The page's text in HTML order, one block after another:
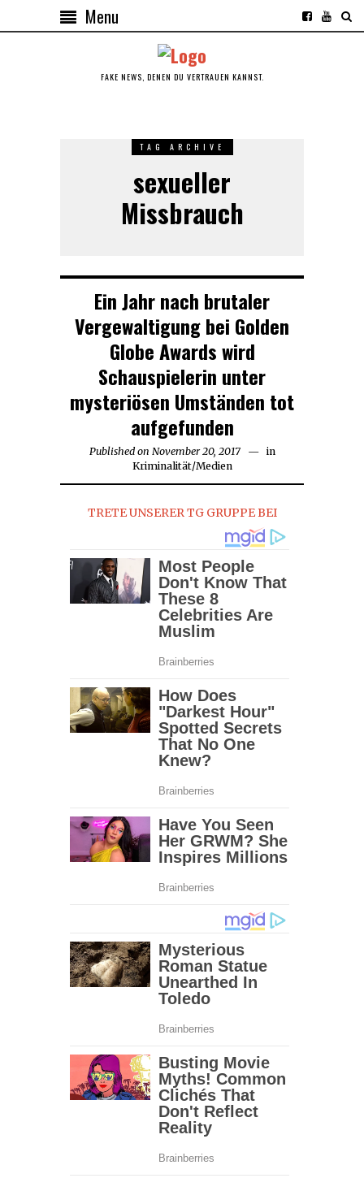
Menu
FAKE NEWS, DENEN DU VERTRAUEN KANNST.
TAG ARCHIVE
sexueller
Missbrauch
Ein Jahr nach brutaler
Vergewaltigung bei Golden
Globe Awards wird
Schauspielerin unter
mysteriösen Umständen tot
aufgefunden
Published on November 20, 2017
in
Kriminalität/Medien
TRETE UNSERER TG GRUPPE BEI